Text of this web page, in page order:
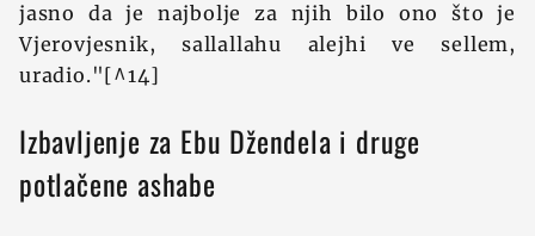
jasno da je najbolje za njih bilo ono što je
Vjerovjesnik, sallallahu alejhi ve sellem,
uradio."[^14]
Izbavljenje za Ebu Džendela i druge
potlačene ashabe